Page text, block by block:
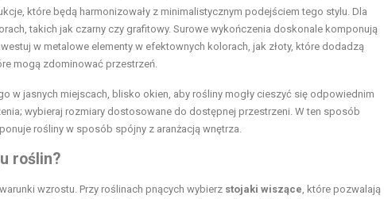
które będą harmonizowały z minimalistycznym podejściem tego stylu. Dla
takich jak czarny czy grafitowy. Surowe wykończenia doskonale komponują
w metalowe elementy w efektownych kolorach, jak złoty, które dodadzą
mogą zdominować przestrzeń.
w jasnych miejscach, blisko okien, aby rośliny mogły cieszyć się odpowiednim
wybieraj rozmiary dostosowane do dostępnej przestrzeni. W ten sposób
rośliny w sposób spójny z aranżacją wnętrza.
roślin?
wzrostu. Przy roślinach pnących wybierz stojaki wiszące , które pozwalają